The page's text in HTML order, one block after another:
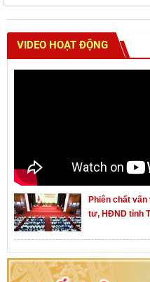
VIDEO HOẠT ĐỘNG
Phiên chất
tư, HĐND tỉnh
Khai mạc kỳ